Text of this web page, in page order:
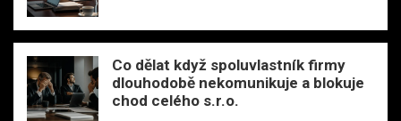
Co dělat když spoluvlastník firmy
dlouhodobě nekomunikuje a blokuje
chod celého s.r.o.